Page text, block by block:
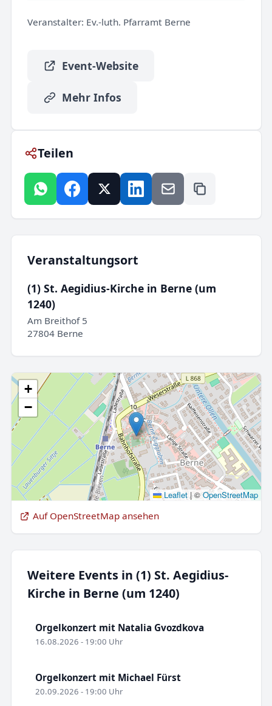
Veranstalter: Ev.-luth. Pfarramt Berne
Event-Website
Mehr Infos
Teilen
Veranstaltungsort
(1) St. Aegidius-Kirche in Berne (um
1240)
Am Breithof 5
27804 Berne
+
−
Leaflet |©OpenStreetMap
Auf OpenStreetMap ansehen
Weitere Events in (1) St. Aegidius-
Kirche in Berne (um 1240)
Orgelkonzert mit Natalia Gvozdkova
16.08.2026 - 19:00 Uhr
Orgelkonzert mit Michael Fürst
20.09.2026 - 19:00 Uhr